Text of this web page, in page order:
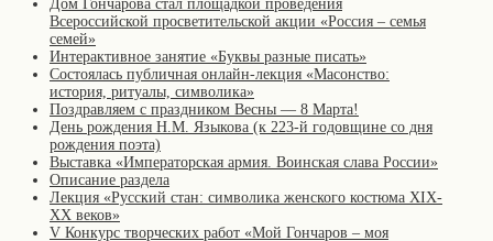
Дом Гончарова стал площадкой проведения
Всероссийской просветительской акции «Россия – семья
семей»
Интерактивное занятие «Буквы разные писать»
Состоялась публичная онлайн-лекция «Масонство:
история, ритуалы, символика»
Поздравляем с праздником Весны — 8 Марта!
День рождения Н.М. Языкова (к 223-й годовщине со дня
рождения поэта)
Выставка «Императорская армия. Воинская слава России»
Описание раздела
Лекция «Русский стан: символика женского костюма XIX-
XX веков»
V Конкурс творческих работ «Мой Гончаров – моя